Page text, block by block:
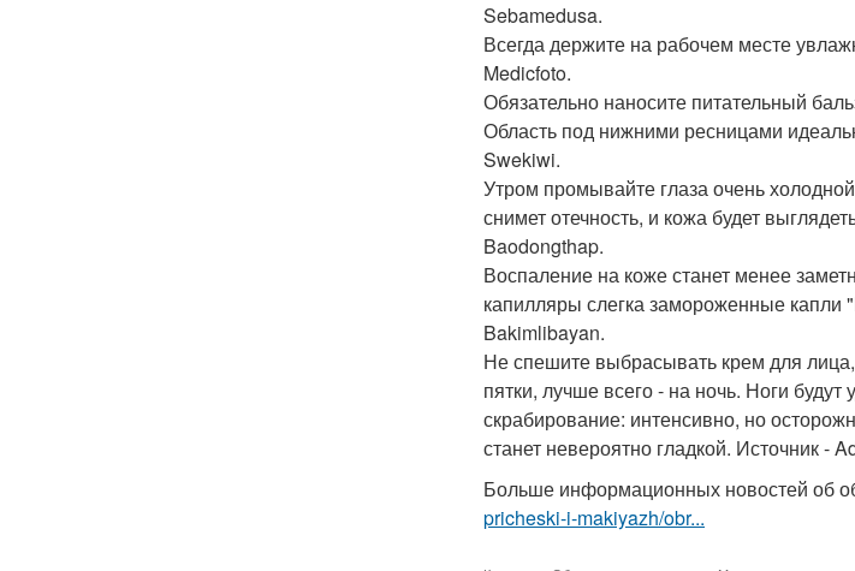
Sebamedusa.
Всегда держите на рабочем месте
Medicfoto.
Обязательно наносите питательный
Область под нижними ресницами
Swekiwi.
Утром промывайте глаза очень
снимет отечность, и кожа будет
Baodongthap.
Воспаление на коже станет менее
капилляры слегка замороженные
Bakimlibayan.
Не спешите выбрасывать крем для
пятки, лучше всего - на ночь. Ноги
скрабирование: интенсивно, но
станет невероятно гладкой. Источник -
Больше информационных новостей об
pricheski-i-makiyazh/obr...